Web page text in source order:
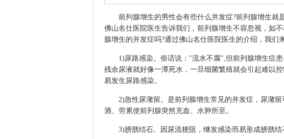
前列腺增生症患者往往有不同程度的尿不尽、残余尿，膀胱
前列腺增生的男性会有些什么并发症?前列腺增生就
佛山名仕医院 医生告诉我们，前列腺增生不容忽视，如
腺增生的并发症吗?通过佛山名仕医院医生的介绍，我们
1)尿路感染。俗话说："流水不腐",但前列腺增生症患
残余尿液就好像一潭死水，一旦细菌繁殖就会引起难以
易发生尿路感染。
2)急性尿潴留。是前列腺增生常见的并发症，尿潴留
酒、劳累使前列腺突然充血、水肿所至。
3)膀胱结石。因尿流梗阻，继发感染而易形成膀胱结